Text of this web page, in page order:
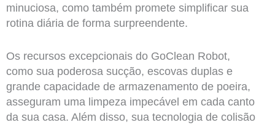
minuciosa, como também promete simplificar sua
rotina diária de forma surpreendente.
Os recursos excepcionais do GoClean Robot,
como sua poderosa sucção, escovas duplas e
grande capacidade de armazenamento de poeira,
asseguram uma limpeza impecável em cada canto
da sua casa. Além disso, sua tecnologia de colisão